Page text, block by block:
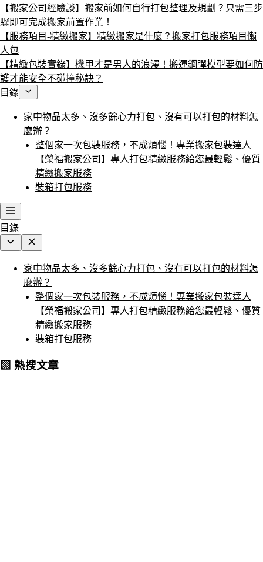
【搬家公司經驗談】搬家前如何自行打包整理及規劃？只需三步
驟即可完成搬家前置作業！
【服務項目-精緻搬家】精緻搬家是什麼？搬家打包服務項目懶
人包
【精緻包裝實錄】機甲才是男人的浪漫！搬運鋼彈模型要如何防
護才能安全不碰撞秘訣？
目錄
家中物品太多、沒多餘心力打包、沒有可以打包的材料怎
麼辦？
整個家一次包裝服務，不成煩惱！專業搬家包裝達人
【榮福搬家公司】專人打包精緻服務給您最輕鬆、優質
精緻搬家服務
裝箱打包服務
目錄
家中物品太多、沒多餘心力打包、沒有可以打包的材料怎
麼辦？
整個家一次包裝服務，不成煩惱！專業搬家包裝達人
【榮福搬家公司】專人打包精緻服務給您最輕鬆、優質
精緻搬家服務
裝箱打包服務
▧ 熱搜文章